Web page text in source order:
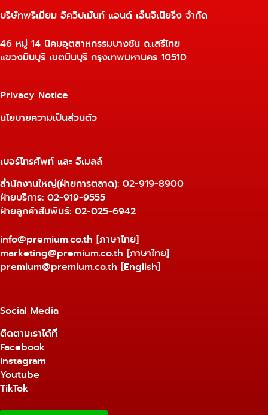
บริษัทพรีเมี่ยม อิควิปเม้นท์ แอนด์ เอ็นจิเนียริ่ง จำกัด
46 หมู่ 14 นิคมอุตสาหกรรมบางชัน ถ.เสรีไทย
แขวงมีนบุรี เขตมีนบุรี กรุงเทพมหานคร 10510
Privacy Notice
นโยบายความเป็นส่วนตัว
เบอร์โทรศัพท์ และ อีเมลล์
สำนักงานใหญ่(ฝ่ายการตลาด): 02-919-8900
ฝ่ายบริการ: 02-919-9555
ฝ่ายลูกค้าสัมพันธ์: 02-025-6942
info@premium.co.th [ภาษาไทย]
marketing@premium.co.th [ภาษาไทย]
premium@premium.co.th [English]
Social Media
ติดตามเราได้ที่
Facebook
Instagram
Youtube
TikTok